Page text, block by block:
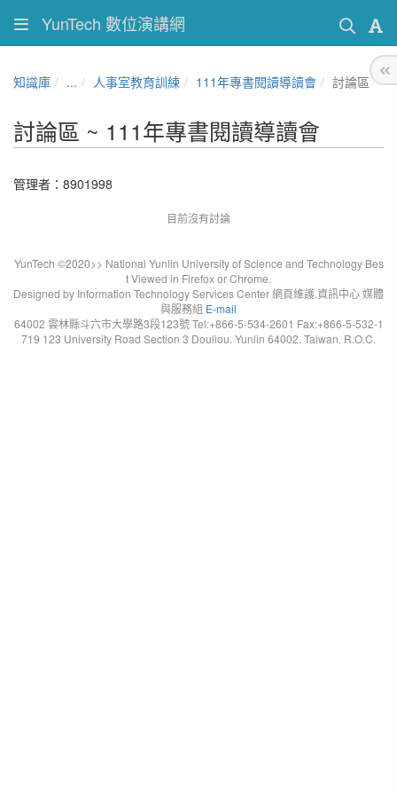
YunTech 數位演講網
知識庫 ... 人事室教育訓練 111年專書閱讀導讀會 討論區
討論區 ~ 111年專書閱讀導讀會
管理者：8901998
目前沒有討論
YunTech ©2020>> National Yunlin University of Science and Technology Bes
t Viewed in Firefox or Chrome.
Designed by Information Technology Services Center 網頁維護.資訊中心 媒體
與服務組 E-mail
64002 雲林縣斗六市大學路3段123號 Tel:+866-5-534-2601 Fax:+866-5-532-1
719 123 University Road Section 3 Douliou. Yunlin 64002. Taiwan. R.O.C.